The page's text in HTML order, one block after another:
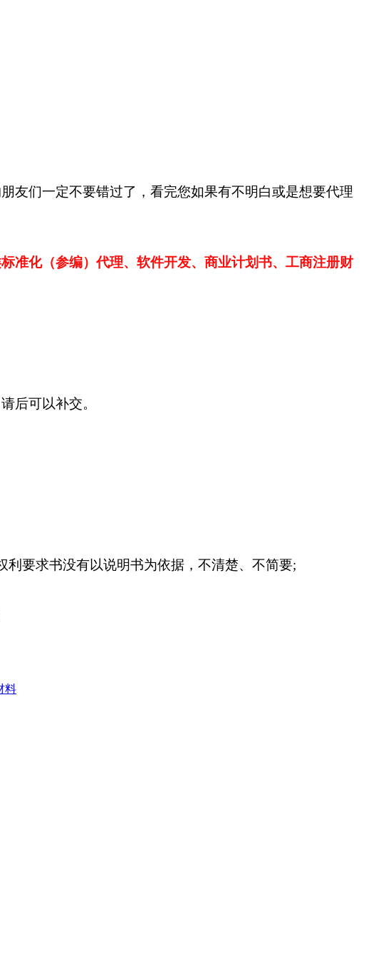
友们一定不要错过了，看完您如果有不明白或是想要代理
准化（参编）代理、软件开发、商业计划书、工商注册财
后可以补交。
要求书没有以说明书为依据，不清楚、不简要;
料